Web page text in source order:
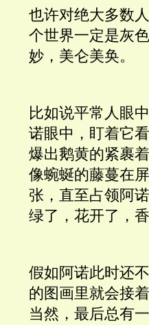
也许对绝大多数
个世界一定是灰
妙，美仑美奂。
比如说平常人眼
诺眼中，盯着它
爆出鹅黄的紧裹
像蜿蜒的藤蔓在
张，直至占领阿
绿了，花开了，
假如阿诺此时还
的图画里就会接
当然，最后总有